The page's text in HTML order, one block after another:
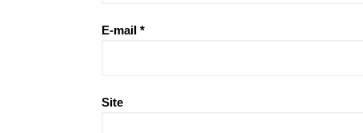
E-mail *
Site